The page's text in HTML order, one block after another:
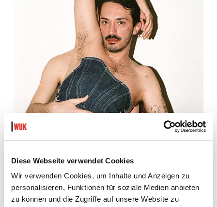
Diese Webseite verwendet Cookies
Wir verwenden Cookies, um Inhalte und Anzeigen zu
personalisieren, Funktionen für soziale Medien anbieten
zu können und die Zugriffe auf unsere Website zu
2. / 3. / 4. / 5. April 2024
Beginn: 19:30 Uhr